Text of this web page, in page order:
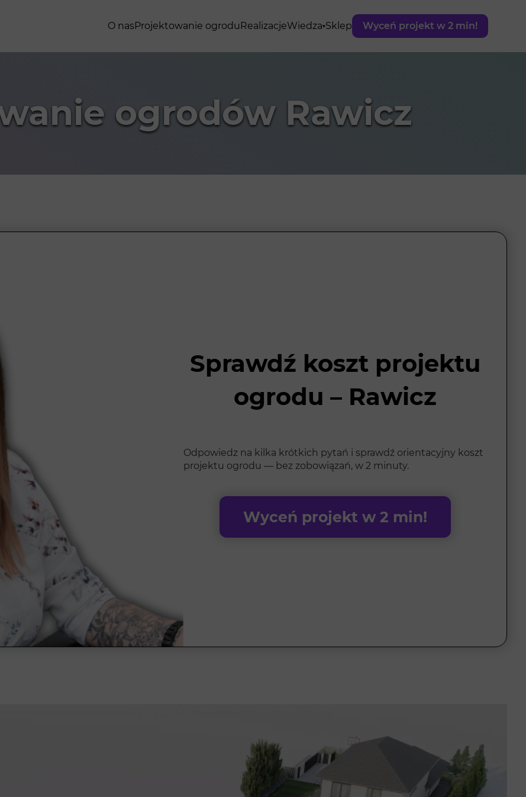
O nasProjektowanie ogrodu RealizacjeWiedza Sklep Wyceń projekt w 2 min!
ogrodów Rawicz
Sprawdź koszt projektu
ogrodu – Rawicz
Odpowiedz na kilka krótkich pytań i sprawdź orientacyjny koszt
projektu ogrodu — bez zobowiązań, w 2 minuty.
Wyceń projekt w 2 min!